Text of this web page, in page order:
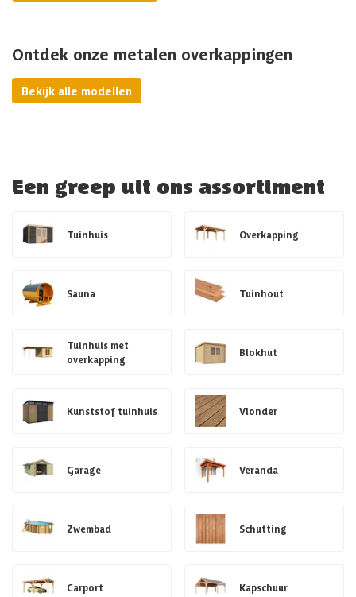
Ontdek onze metalen overkappingen
Bekijk alle modellen
Een greep uit ons assortiment
Tuinhuis Overkapping
Sauna Tuinhout
Tuinhuis met
overkapping
Blokhut
Kunststof tuinhuis Vlonder
Garage Veranda
Zwembad Schutting
Carport Kapschuur